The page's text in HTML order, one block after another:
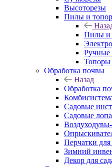
Высоторезы
Пилы и
Пилы и
Топоры
Обработка почвы
Назад
Обработка
Садовые
Садовые
Перчатки
Зимний
Декор для